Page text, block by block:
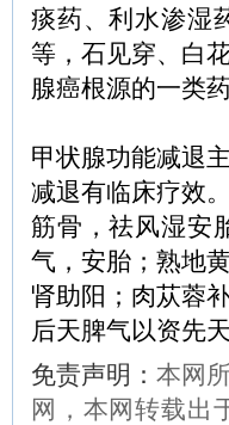
痰药、利水渗湿
等，石见穿、白
腺癌根源的一类药
甲状腺功能减退
减退有临床疗效
筋骨，祛风湿安
气，安胎；熟地
肾助阳；肉苁蓉
后天脾气以资先天
免责声明：本网
网，本网转载出